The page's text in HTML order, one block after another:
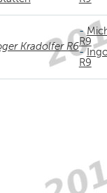
Kradolfer R6
-
R9
-
R9